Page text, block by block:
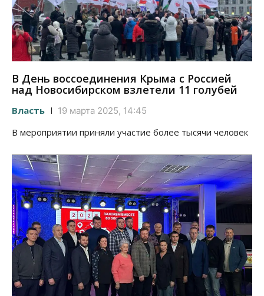
В День воссоединения Крыма с Россией
над Новосибирском взлетели 11 голубей
Власть 19 марта 2025, 14:45
В мероприятии приняли участие более тысячи человек